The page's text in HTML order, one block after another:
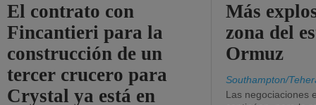
El contrato con
Fincantieri para la
construcción de un
tercer crucero para
Crystal ya está en
Más
zona del
Ormuz
Southampton/
Las negociaciones